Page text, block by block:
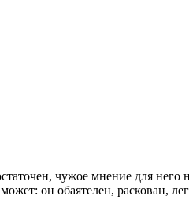
чужое мнение для
он обаятелен,